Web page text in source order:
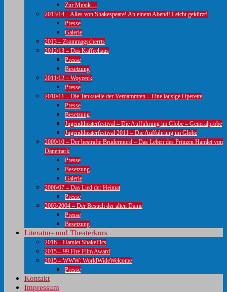
Zur Musik…
2013/14 – Alles von Shakespeare! An einem Abend! Leicht gekürzt!
Presse
Galerie
2013 – Zsammagscherrts
2012/13 – Das Kaffeehaus
Presse
Besetzung
2011/12 – Woyzeck
Presse
2010/11 – Die Tankstelle der Verdammten – Eine lausige Operette
Presse
Besetzung
Jugendtheaterfestival – Die Aufführung im Globe – Generalprobe
Jugendtheaterfestival 2011 – Die Aufführung im Globe
2009/10 – Der bestrafte Brudermord – Das Leben des Prinzen Hamlet von
Dänemark
Presse
Besetzung
Galerie
2006/07 – Das Lied der Heimat
Presse
2003/2004 – Der Besuch der alten Dame
Presse
Besetzung
Literatur- und Theaterkurs
2016 – Hamlet ShakePics
2015 – 99 Fire Film Award
2015 – WWW: WorldWideWelcome
Presse
Kontakt
Impressum